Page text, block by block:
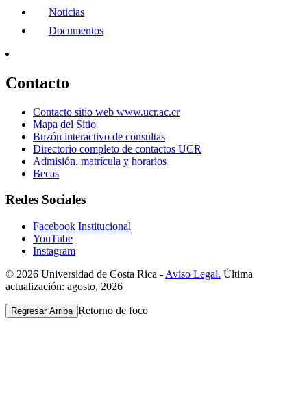
Noticias
Documentos
Contacto
Contacto sitio web www.ucr.ac.cr
Mapa del Sitio
Buzón interactivo de consultas
Directorio completo de contactos UCR
Admisión, matrícula y horarios
Becas
Redes Sociales
Facebook Institucional
YouTube
Instagram
© 2026 Universidad de Costa Rica - Aviso Legal. Última
actualización: agosto, 2026
Regresar Arriba Retorno de foco